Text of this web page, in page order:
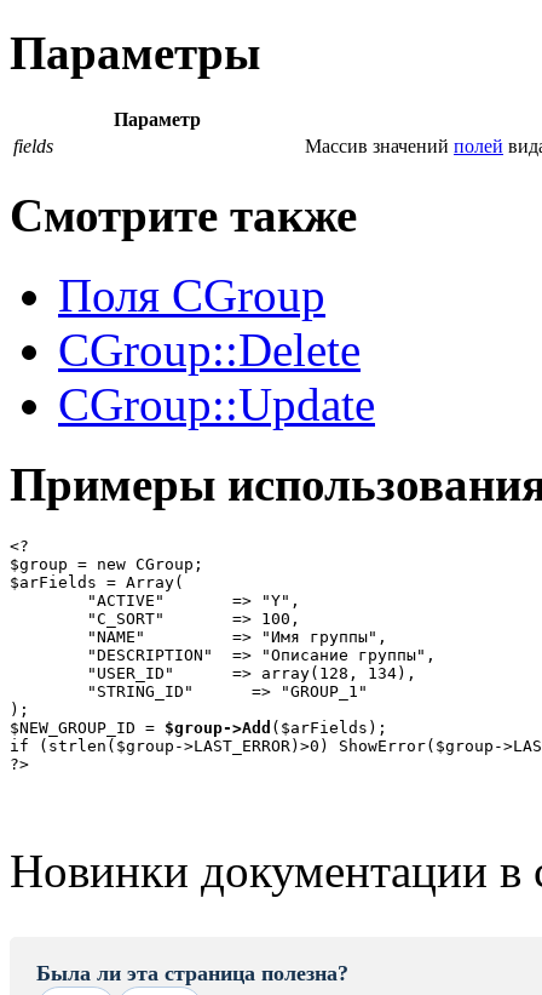
Параметры
Параметр
fields
Массив значений полей
Смотрите также
Поля CGroup
CGroup::Delete
CGroup::Update
Примеры
<?
$group = new CGroup;
$arFields = Array(
);
$NEW_GROUP_ID = $group->Add ($arFields);
if (strlen($group->LAST_ERROR)>0) ShowError($group-
?>
Новинки документации в
Была ли эта страница полезна?